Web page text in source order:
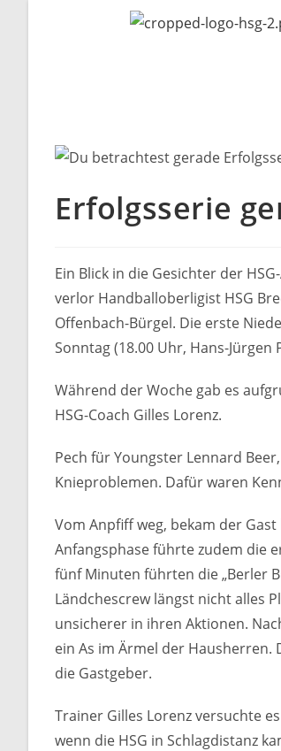
Erfolgsserie
Ein Blick in die Gesichter der
verlor Handballoberligist HSG
Offenbach-Bürgel. Die erste
Sonntag (18.00 Uhr, Hans-
Während der Woche gab es
HSG-Coach Gilles Lorenz.
Pech für Youngster Lennard
Knieproblemen. Dafür waren
Vom Anpfiff weg, bekam der
Anfangsphase führte zudem die
fünf Minuten führten die „Berler
Ländchescrew längst nicht alles
unsicherer in ihren Aktionen.
ein As im Ärmel der Hausherren.
die Gastgeber.
Trainer Gilles Lorenz versuchte
wenn die HSG in Schlagdistanz